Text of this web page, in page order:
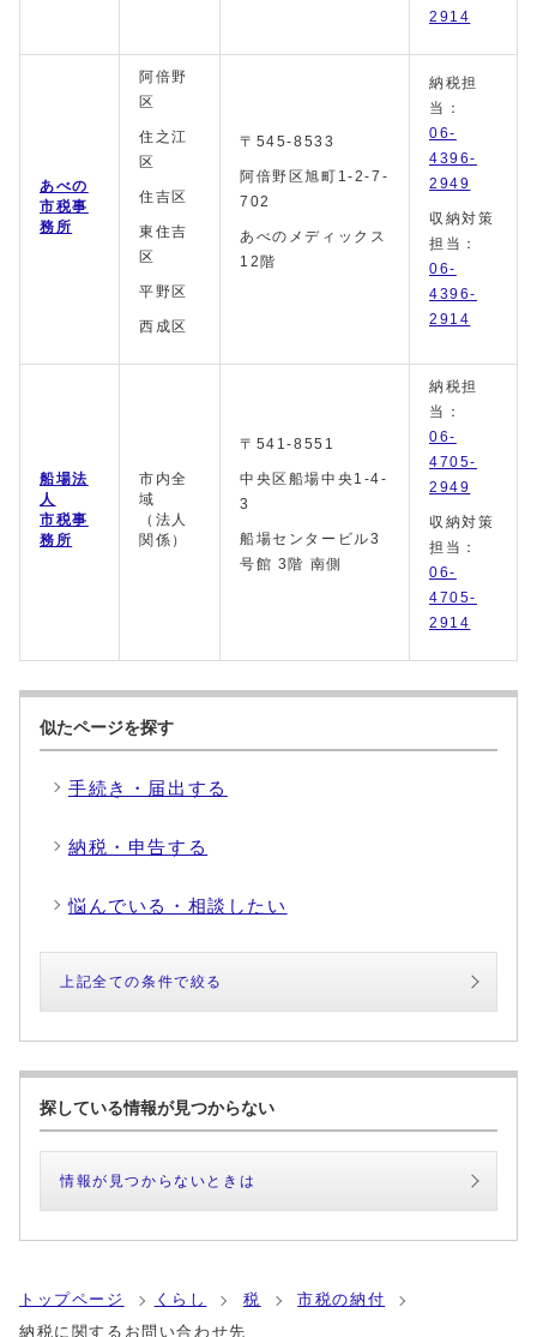
2914
あべの
市税事
務所
阿倍野
区
住之江
区
住吉区
東住吉
区
平野区
西成区
〒545-8533
阿倍野区旭町1-2-7-
702
あべのメディックス
12階
納税担
当：
06-
4396-
2949
収納対策
担当：
06-
4396-
2914
船場法
人
市税事
務所
市内全
域
（法人
関係）
〒541-8551
中央区船場中央1-4-
3
船場センタービル3
号館 3階 南側
納税担
当：
06-
4705-
2949
収納対策
担当：
06-
4705-
2914
似たページを探す
手続き・届出する
納税・申告する
悩んでいる・相談したい
上記全ての条件で絞る
探している情報が見つからない
情報が見つからないときは
トップページ くらし 税
市税の納付
納税に関するお問い合わせ先